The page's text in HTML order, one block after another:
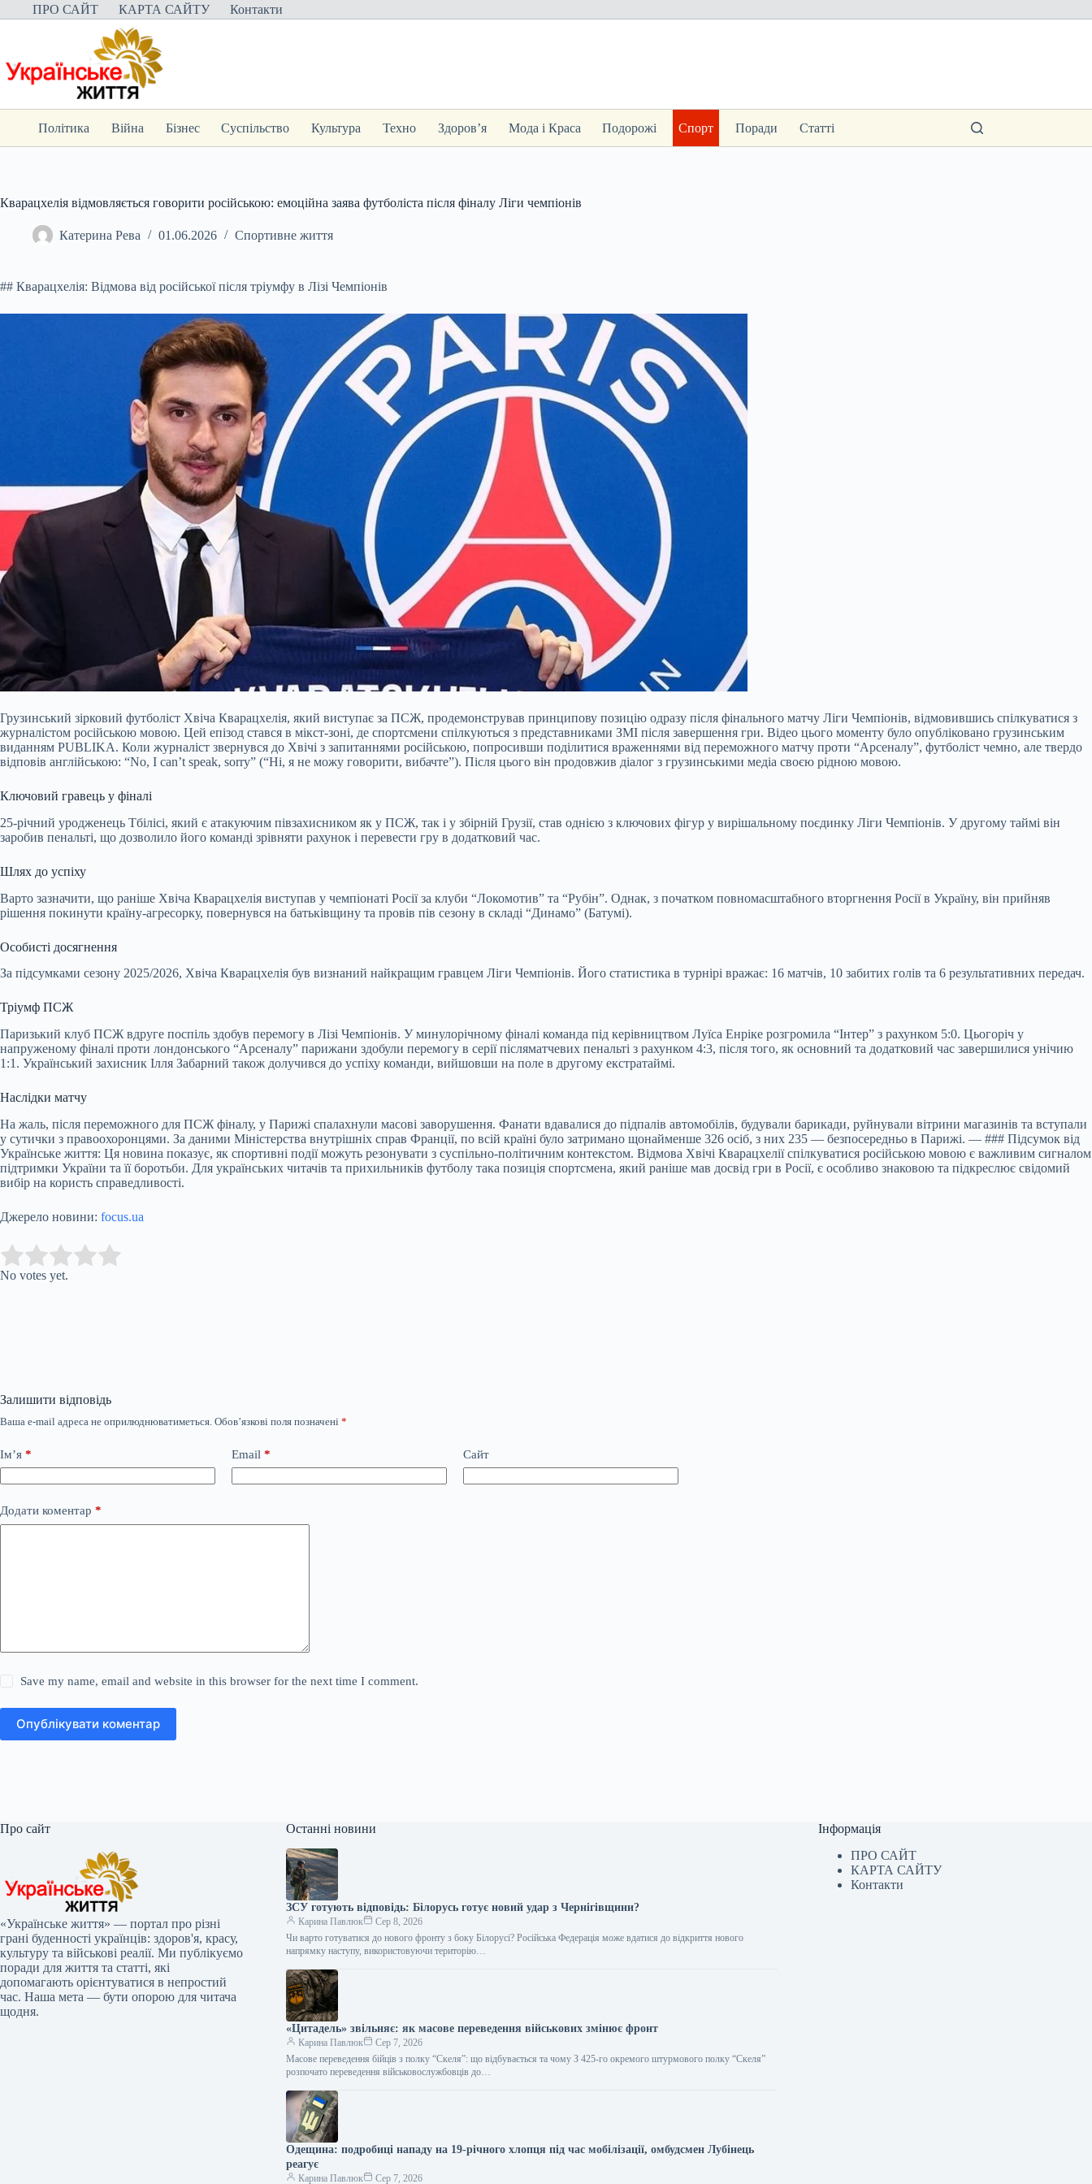
Перейти
до
ПРО САЙТ КАРТА САЙТУ Контакти
Політика Війна Бізнес Суспільство Культура Техно Здоров’я Мода і Краса Подорожі Спорт Поради Статті
Кварацхелія відмовляється говорити російською: емоційна заява футболіста після фіналу Ліги чемпіонів
Катерина Рева 01.06.2026 Спортивне життя
## Кварацхелія: Відмова від російської після тріумфу в Лізі Чемпіонів
Грузинський зірковий футболіст Хвіча Кварацхелія, який виступає за ПСЖ, продемонстрував принципову позицію одразу після фінального матчу Ліги Чемпіонів, відмовившись спілкуватися з
журналістом російською мовою. Цей епізод стався в мікст-зоні, де спортсмени спілкуються з представниками ЗМІ після завершення гри. Відео цього моменту було опубліковано грузинським
виданням PUBLIKA. Коли журналіст звернувся до Хвічі з запитаннями російською, попросивши поділитися враженнями від переможного матчу проти “Арсеналу”, футболіст чемно, але твердо
відповів англійською: “No, I can’t speak, sorry” (“Ні, я не можу говорити, вибачте”). Після цього він продовжив діалог з грузинськими медіа своєю рідною мовою.
Ключовий гравець у фіналі
25-річний уродженець Тбілісі, який є атакуючим півзахисником як у ПСЖ, так і у збірній Грузії, став однією з ключових фігур у вирішальному поєдинку Ліги Чемпіонів. У другому таймі він
заробив пенальті, що дозволило його команді зрівняти рахунок і перевести гру в додатковий час.
Шлях до успіху
Варто зазначити, що раніше Хвіча Кварацхелія виступав у чемпіонаті Росії за клуби “Локомотив” та “Рубін”. Однак, з початком повномасштабного вторгнення Росії в Україну, він прийняв
рішення покинути країну-агресорку, повернувся на батьківщину та провів пів сезону в складі “Динамо” (Батумі).
Особисті досягнення
За підсумками сезону 2025/2026, Хвіча Кварацхелія був визнаний найкращим гравцем Ліги Чемпіонів. Його статистика в турнірі вражає: 16 матчів, 10 забитих голів та 6 результативних передач.
Тріумф ПСЖ
Паризький клуб ПСЖ вдруге поспіль здобув перемогу в Лізі Чемпіонів. У минулорічному фіналі команда під керівництвом Луїса Енріке розгромила “Інтер” з рахунком 5:0. Цьогоріч у
напруженому фіналі проти лондонського “Арсеналу” парижани здобули перемогу в серії післяматчевих пенальті з рахунком 4:3, після того, як основний та додатковий час завершилися унічию
1:1. Український захисник Ілля Забарний також долучився до успіху команди, вийшовши на поле в другому екстратаймі.
Наслідки матчу
На жаль, після переможного для ПСЖ фіналу, у Парижі спалахнули масові заворушення. Фанати вдавалися до підпалів автомобілів, будували барикади, руйнували вітрини магазинів та вступали
у сутички з правоохоронцями. За даними Міністерства внутрішніх справ Франції, по всій країні було затримано щонайменше 326 осіб, з них 235 — безпосередньо в Парижі. — ### Підсумок від
Українське життя: Ця новина показує, як спортивні події можуть резонувати з суспільно-політичним контекстом. Відмова Хвічі Кварацхелії спілкуватися російською мовою є важливим сигналом
підтримки України та її боротьби. Для українських читачів та прихильників футболу така позиція спортсмена, який раніше мав досвід гри в Росії, є особливо знаковою та підкреслює свідомий
вибір на користь справедливості.
Джерело новини: focus.ua
Rate this item:
No votes yet.
Залишити відповідь
Ваша e-mail адреса не оприлюднюватиметься. Обов’язкові поля позначені *
Ім’я * Email * Сайт
Додати коментар *
Save my name, email and website in this browser for the next time I comment.
Опублікувати коментар
Про сайт
«Українське життя» — портал про різні
грані буденності українців: здоров'я, красу,
культуру та військові реалії. Ми публікуємо
поради для життя та статті, які
допомагають орієнтуватися в непростий
час. Наша мета — бути опорою для читача
щодня.
Останні новини
ЗСУ готують відповідь: Білорусь готує новий удар з Чернігівщини?
Карина Павлюк
Сер 8, 2026
Чи варто готуватися до нового фронту з боку Білорусі? Російська Федерація може вдатися до відкриття нового
напрямку наступу, використовуючи територію…
«Цитадель» звільняє: як масове переведення військових змінює фронт
Карина Павлюк
Сер 7, 2026
Масове переведення бійців з полку “Скеля”: що відбувається та чому З 425-го окремого штурмового полку “Скеля”
розпочато переведення військовослужбовців до…
Одещина: подробиці нападу на 19-річного хлопця під час мобілізації, омбудсмен Лубінець
реагує
Карина Павлюк Сер 7, 2026
Інформація
ПРО САЙТ
КАРТА САЙТУ
Контакти